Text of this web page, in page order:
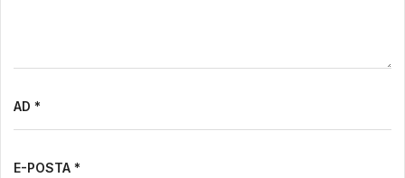
AD *
E-POSTA *